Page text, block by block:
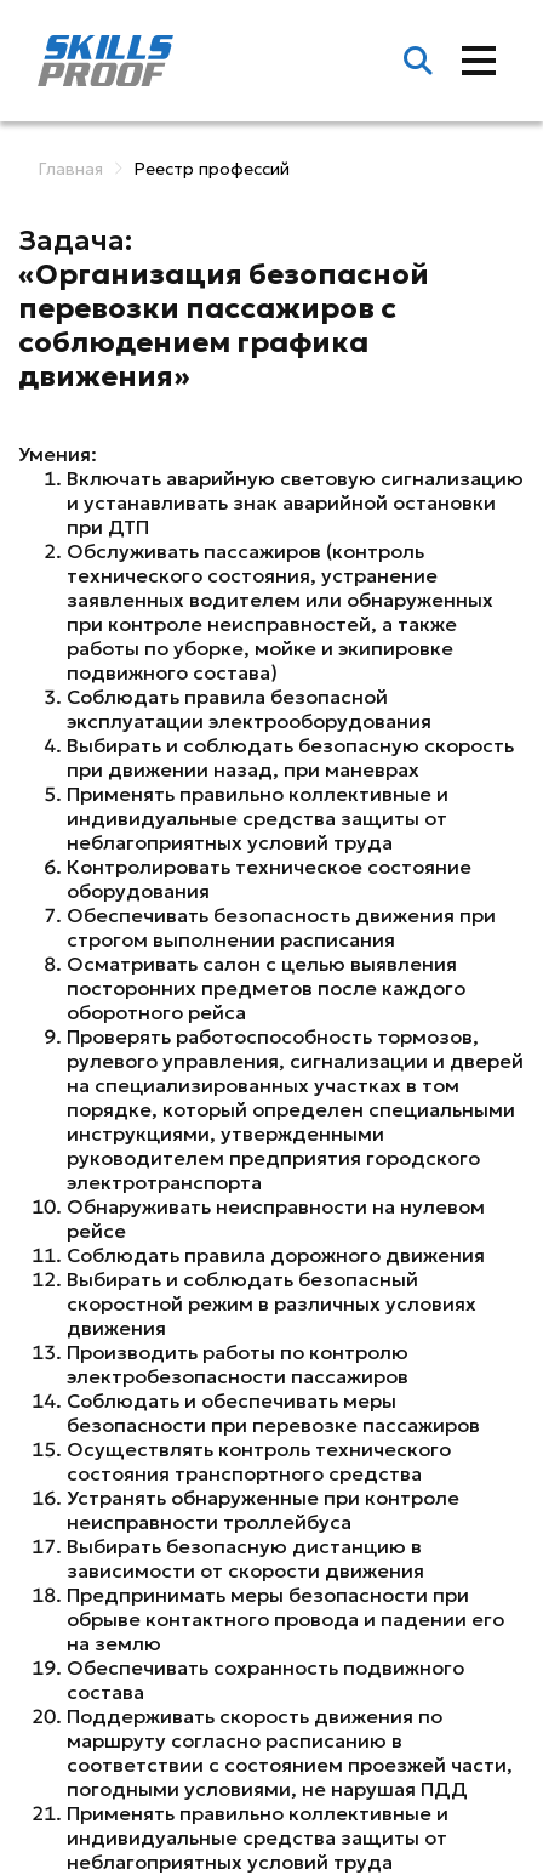
Главная Реестр профессий
Задача:
«Организация безопасной
перевозки пассажиров с
соблюдением графика
движения»
Умения:
Включать аварийную световую сигнализацию
и устанавливать знак аварийной остановки
при ДТП
Обслуживать пассажиров (контроль
технического состояния, устранение
заявленных водителем или обнаруженных
при контроле неисправностей, а также
работы по уборке, мойке и экипировке
подвижного состава)
Соблюдать правила безопасной
эксплуатации электрооборудования
Выбирать и соблюдать безопасную скорость
при движении назад, при маневрах
Применять правильно коллективные и
индивидуальные средства защиты от
неблагоприятных условий труда
Контролировать техническое состояние
оборудования
Обеспечивать безопасность движения при
строгом выполнении расписания
Осматривать салон с целью выявления
посторонних предметов после каждого
оборотного рейса
Проверять работоспособность тормозов,
рулевого управления, сигнализации и дверей
на специализированных участках в том
порядке, который определен специальными
инструкциями, утвержденными
руководителем предприятия городского
электротранспорта
Обнаруживать неисправности на нулевом
рейсе
Соблюдать правила дорожного движения
Выбирать и соблюдать безопасный
скоростной режим в различных условиях
движения
Производить работы по контролю
электробезопасности пассажиров
Соблюдать и обеспечивать меры
безопасности при перевозке пассажиров
Осуществлять контроль технического
состояния транспортного средства
Устранять обнаруженные при контроле
неисправности троллейбуса
Выбирать безопасную дистанцию в
зависимости от скорости движения
Предпринимать меры безопасности при
обрыве контактного провода и падении его
на землю
Обеспечивать сохранность подвижного
состава
Поддерживать скорость движения по
маршруту согласно расписанию в
соответствии с состоянием проезжей части,
погодными условиями, не нарушая ПДД
Применять правильно коллективные и
индивидуальные средства защиты от
неблагоприятных условий труда